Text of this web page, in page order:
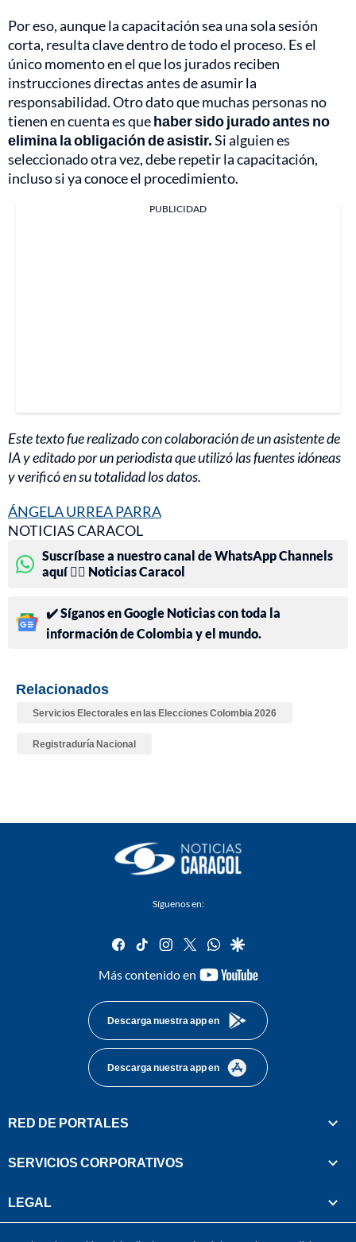
Por eso, aunque la capacitación sea una sola sesión
corta, resulta clave dentro de todo el proceso. Es el
único momento en el que los jurados reciben
instrucciones directas antes de asumir la
responsabilidad. Otro dato que muchas personas no
tienen en cuenta es quehaber sido jurado antes no
elimina la obligación de asistir.Si alguien es
seleccionado otra vez, debe repetir la capacitación,
incluso si ya conoce el procedimiento.
PUBLICIDAD
Este texto fue realizado con colaboración de un asistente de
IA y editado por un periodista que utilizó las fuentes idóneas
y verificó en su totalidad los datos.
ÁNGELA URREA PARRA
NOTICIAS CARACOL
Suscríbase a nuestro canal de WhatsApp Channels
aquí 👉🏻 Noticias Caracol
✔️ Síganos en Google Noticias con toda la
información de Colombia y el mundo.
Relacionados
Servicios Electorales en las Elecciones Colombia 2026
Registraduría Nacional
Síguenos en:
facebook
tiktok instagram
twitterwhatsapp
google
Más contenido en
youtube-
Descarga nuestra app en
Descarga nuestra app en
RED DE PORTALES
SERVICIOS CORPORATIVOS
LEGAL